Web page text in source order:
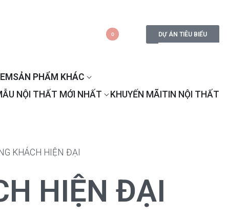
0 DỰ ÁN TIÊU BIỂU
SẢN PHẨM KHÁC
NỘI THẤT MỚI NHẤT
KHUYẾN MÃI TIN NỘI THẤT
KHÁCH HIỆN ĐẠI
HIỆN ĐẠI